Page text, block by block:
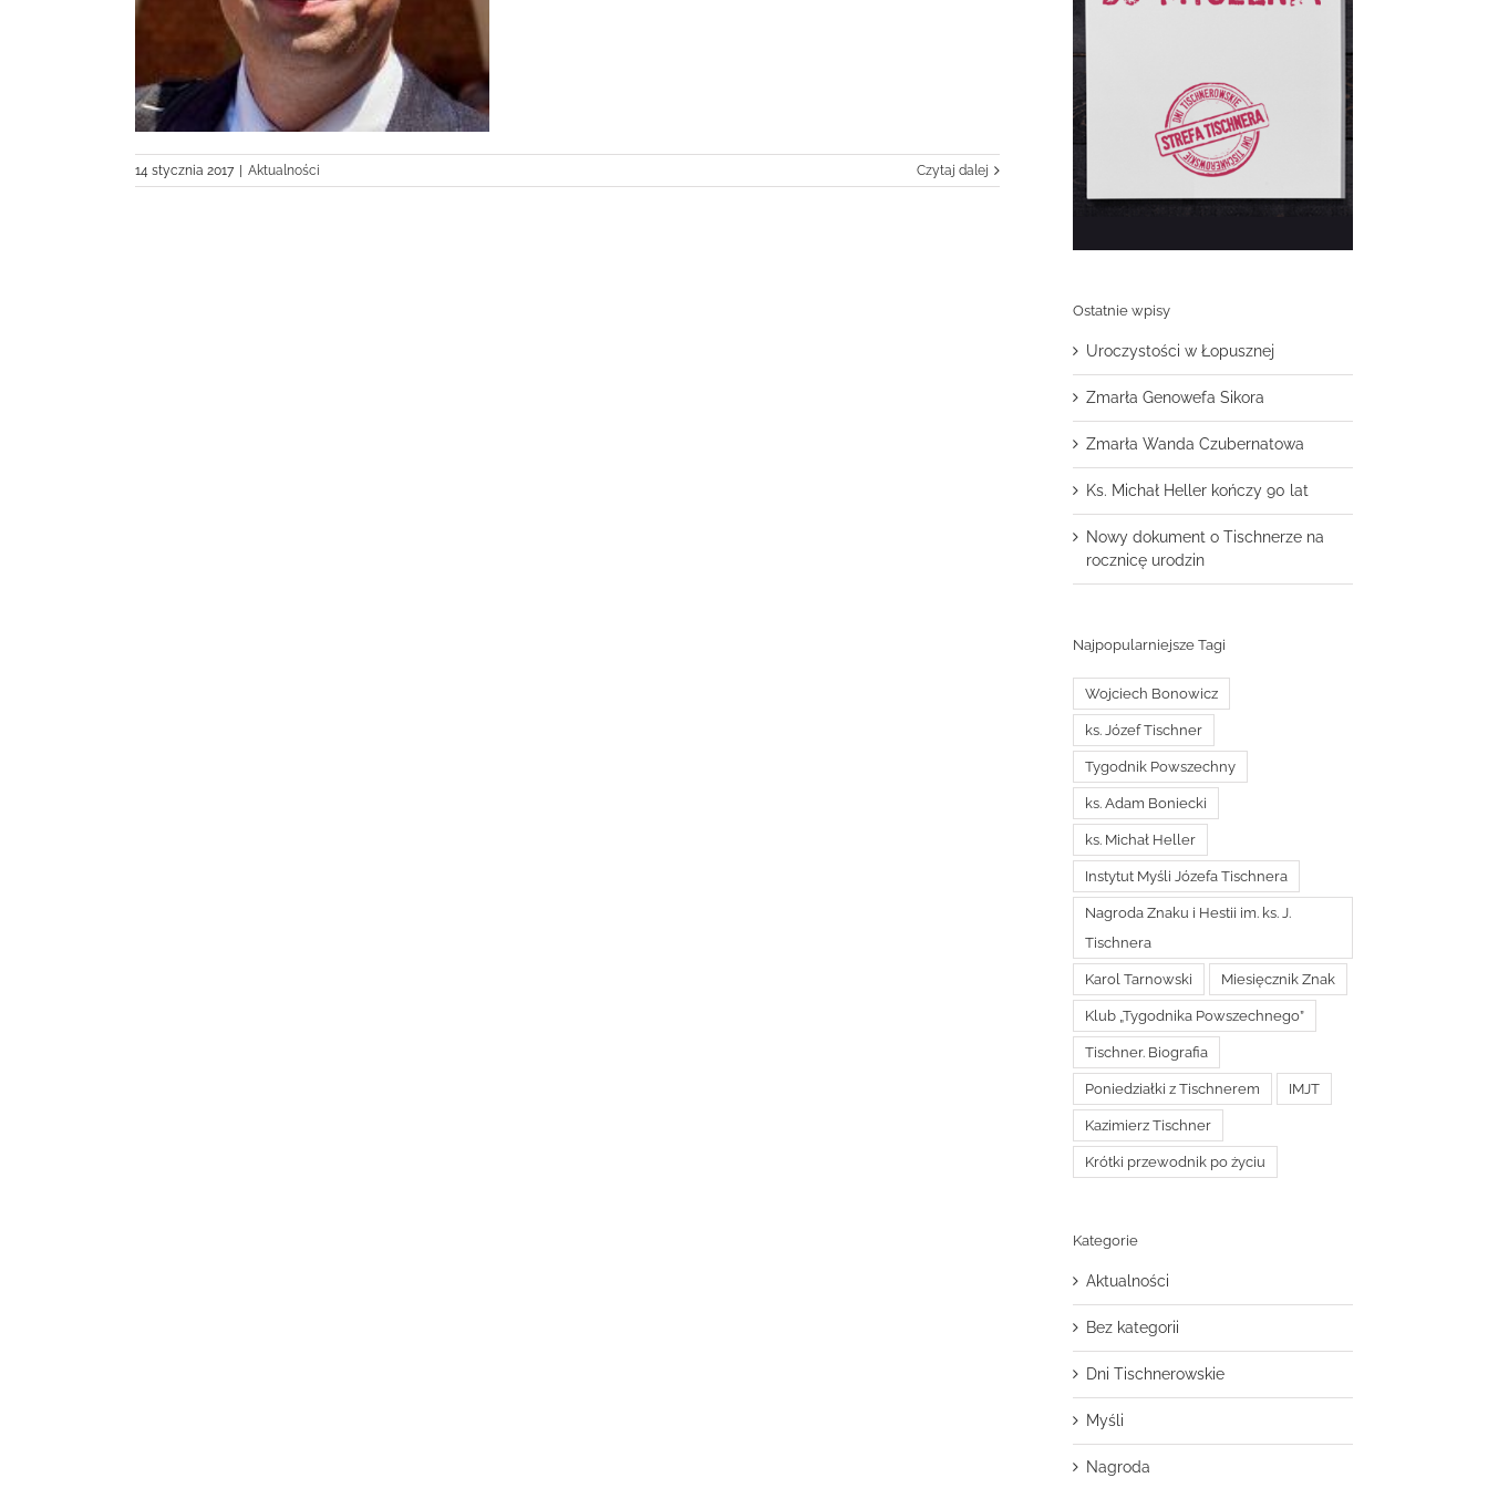
14 stycznia 2017 Aktualności Czytaj dalej
Ostatnie wpisy
Uroczystości w Łopusznej
Zmarła Genowefa Sikora
Zmarła Wanda Czubernatowa
Ks. Michał Heller kończy 90 lat
Nowy dokument o Tischnerze na
rocznicę urodzin
Najpopularniejsze Tagi
Wojciech Bonowicz
ks. Józef Tischner
Tygodnik Powszechny
ks. Adam Boniecki
ks. Michał Heller
Instytut Myśli Józefa Tischnera
Nagroda Znaku i Hestii im. ks. J.
Tischnera
Karol Tarnowski Miesięcznik Znak
Klub „Tygodnika Powszechnego”
Tischner. Biografia
Poniedziałki z Tischnerem IMJT
Kazimierz Tischner
Krótki przewodnik po życiu
Kategorie
Aktualności
Bez kategorii
Dni Tischnerowskie
Myśli
Nagroda